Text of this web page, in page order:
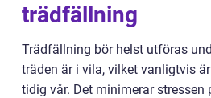
trädfällning
Trädfällning bör helst utföras
träden är i vila, vilket vanligtvis
tidig vår. Det minimerar stressen